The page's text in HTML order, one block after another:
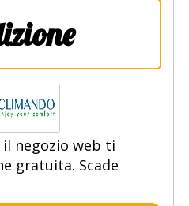
il negozio web ti
gratuita. Scade